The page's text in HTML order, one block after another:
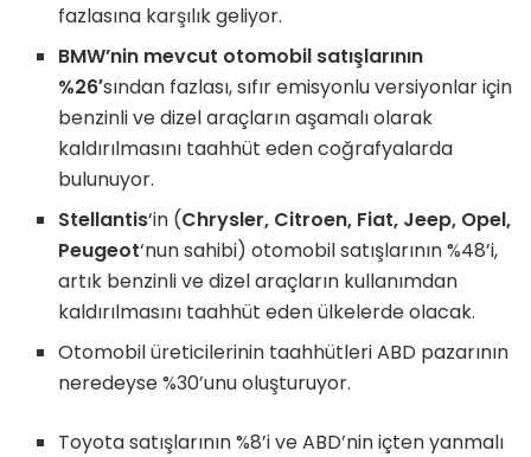
fazlasına karşılık geliyor.
BMW’nin mevcut otomobil satışlarının
%26′sından fazlası, sıfır emisyonlu versiyonlar için
benzinli ve dizel araçların aşamalı olarak
kaldırılmasını taahhüt eden coğrafyalarda
bulunuyor.
Stellantis‘in (Chrysler, Citroen, Fiat, Jeep, Opel,
Peugeot‘nun sahibi) otomobil satışlarının %48’i,
artık benzinli ve dizel araçların kullanımdan
kaldırılmasını taahhüt eden ülkelerde olacak.
Otomobil üreticilerinin taahhütleri ABD pazarının
neredeyse %30’unu oluşturuyor.
Toyota satışlarının %8’i ve ABD’nin içten yanmalı